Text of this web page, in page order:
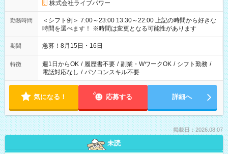
株式会社ライブパワー
勤務時間
＜シフト例＞ 7:00～23:00 13:30～22:00 上記の時間から好きな
時間を選べます！ ※時間は変更となる可能性があります
期間 急募！8月15日・16日
特徴 週1日からOK / 履歴書不要 / 副業・WワークOK / シフト勤務 /
電話対応なし / パソコンスキル不要
気になる！ 応募する 詳細へ
掲載日：2026.08.07
未読